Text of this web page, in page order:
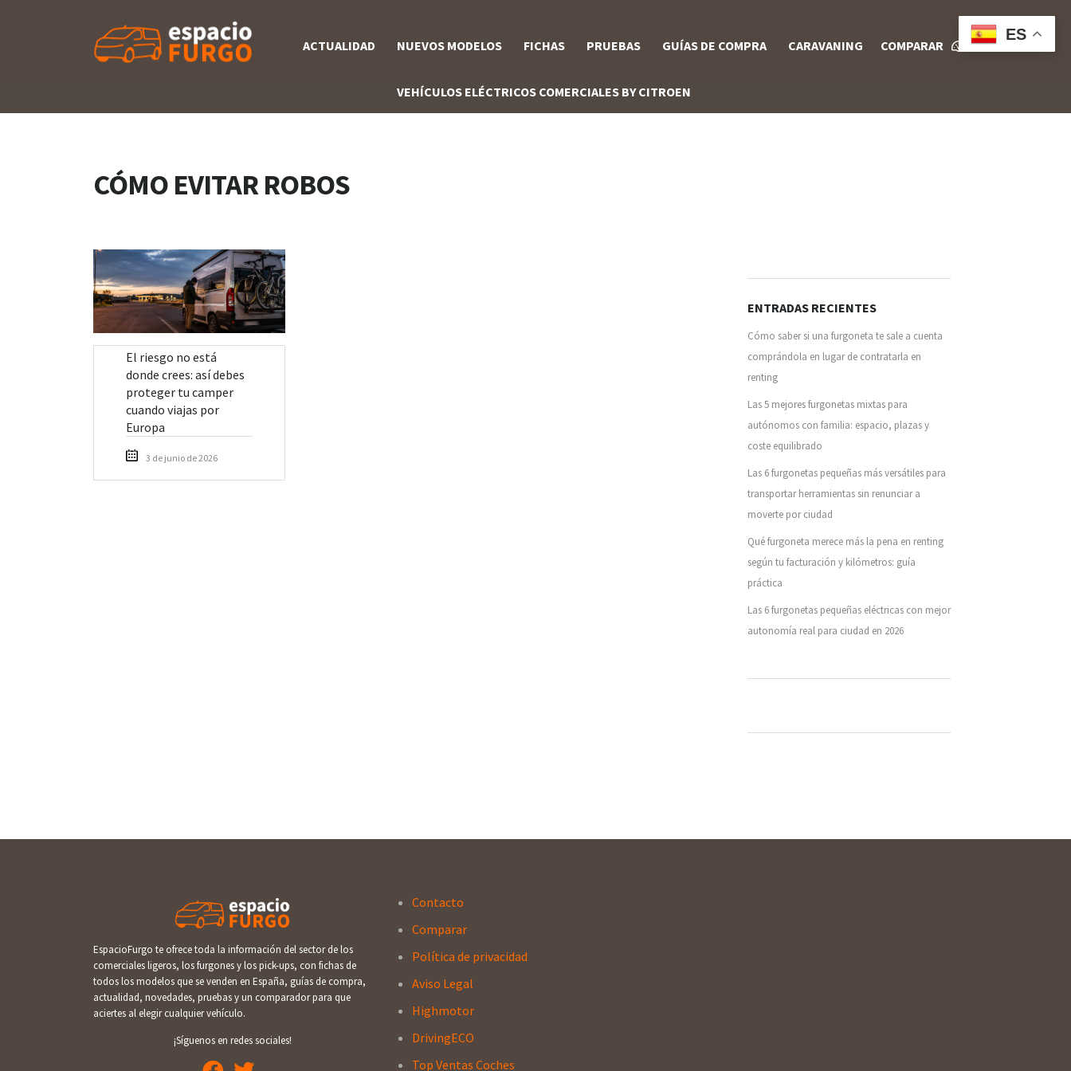
COMPARAR
ACTUALIDAD NUEVOS MODELOS FICHAS PRUEBAS GUÍAS DE COMPRA CARAVANING
VEHÍCULOS ELÉCTRICOS COMERCIALES BY CITROEN
CÓMO EVITAR ROBOS
El riesgo no está
donde crees: así debes
proteger tu camper
cuando viajas por
Europa
3 de junio de 2026
ENTRADAS RECIENTES
Cómo saber si una furgoneta te sale a cuenta
comprándola en lugar de contratarla en
renting
Las 5 mejores furgonetas mixtas para
autónomos con familia: espacio, plazas y
coste equilibrado
Las 6 furgonetas pequeñas más versátiles para
transportar herramientas sin renunciar a
moverte por ciudad
Qué furgoneta merece más la pena en renting
según tu facturación y kilómetros: guía
práctica
Las 6 furgonetas pequeñas eléctricas con mejor
autonomía real para ciudad en 2026
EspacioFurgo te ofrece toda la información del sector de los
comerciales ligeros, los furgones y los pick-ups, con fichas de
todos los modelos que se venden en España, guías de compra,
actualidad, novedades, pruebas y un comparador para que
aciertes al elegir cualquier vehículo.
¡Síguenos en redes sociales!
Contacto
Comparar
Política de privacidad
Aviso Legal
Highmotor
DrivingECO
Top Ventas Coches
ES